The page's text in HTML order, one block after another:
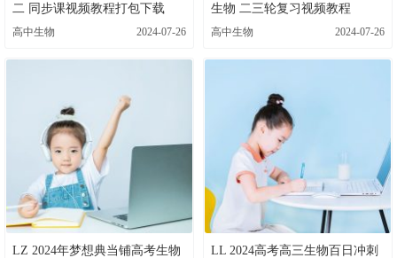
二 同步课视频教程打包下载
高中生物 2024-07-26
生物 二三轮复习视频教程
高中生物 2024-07-26
LZ 2024年梦想典当铺高考生物
LL 2024高考高三生物百日冲刺